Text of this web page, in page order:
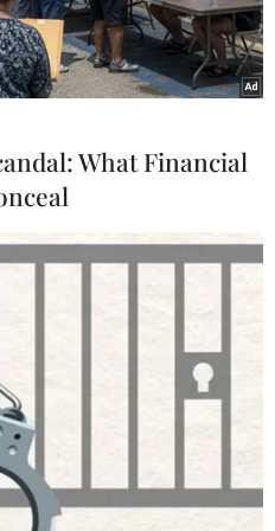
châu Á. (Nguồn: AFC)
Cup 2018, đội
bước vào hành trình
chung kết Asian
từ 5/1-2/1/2019.
của huấn luyện
What Financial